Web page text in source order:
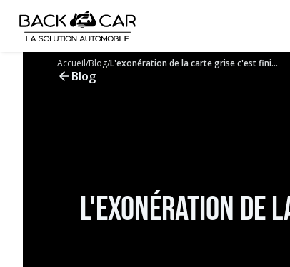
Accueil/Blog/L'exonération de la carte grise c'est fini...
Blog
L'exonération de